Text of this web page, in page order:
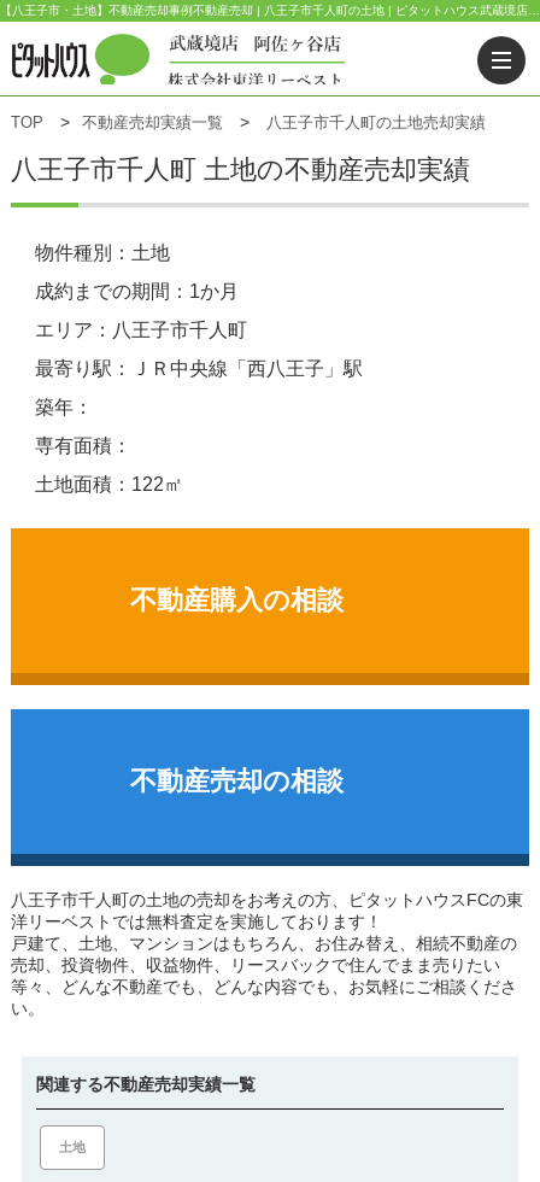
TOP 不動産売却実績一覧 八王子市千人町の土地売却実績
八王子市千人町 土地の不動産売却実績
物件種別：土地
成約までの期間：1か月
エリア：八王子市千人町
最寄り駅：ＪＲ中央線「西八王子」駅
築年：
専有面積：
土地面積：122㎡
不動産購入の相談
不動産売却の相談
八王子市千人町の土地の売却をお考えの方、ピタットハウスFCの東
洋リーベストでは無料査定を実施しております！
戸建て、土地、マンションはもちろん、お住み替え、相続不動産の
売却、投資物件、収益物件、リースバックで住んでまま売りたい
等々、どんな不動産でも、どんな内容でも、お気軽にご相談くださ
い。
関連する不動産売却実績一覧
土地